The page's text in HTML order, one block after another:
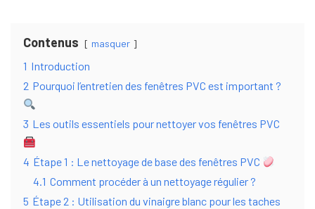
Contenus masquer
1 Introduction
2 Pourquoi l’entretien des fenêtres PVC est important ?
3 Les outils essentiels pour nettoyer vos fenêtres PVC
4 Étape 1 : Le nettoyage de base des fenêtres PVC
4.1 Comment procéder à un nettoyage régulier ?
5 Étape 2 : Utilisation du vinaigre blanc pour les taches